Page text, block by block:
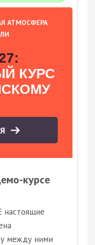
АТМОСФЕРА
КУРС
курсе
настоящие
между ними